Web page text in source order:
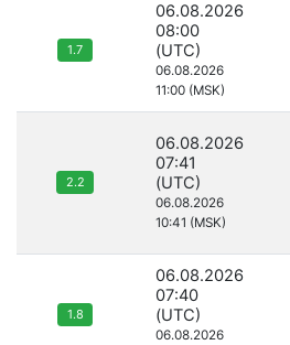
1.7
06.08.2026
08:00
(UTC)
06.08.2026
11:00 (MSK)
2.2
06.08.2026
07:41
(UTC)
06.08.2026
10:41 (MSK)
1.8
06.08.2026
07:40
(UTC)
06.08.2026